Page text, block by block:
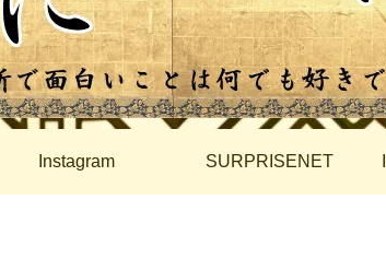
Instagram SURPRISENET